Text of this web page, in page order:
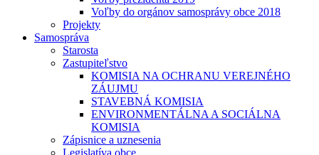
Voľby do orgánov samosprávy obce 2018
Projekty
Samospráva
Starosta
Zastupiteľstvo
KOMISIA NA OCHRANU VEREJNÉHO
ZÁUJMU
STAVEBNÁ KOMISIA
ENVIRONMENTÁLNA A SOCIÁLNA
KOMISIA
Zápisnice a uznesenia
Legislatíva obce